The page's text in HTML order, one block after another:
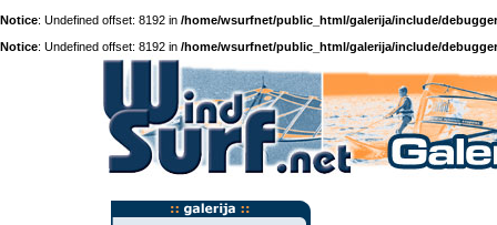
Notice: Undefined offset: 8192 in /home/wsurfnet/public_html/galerija/include/
Notice: Undefined offset: 8192 in /home/wsurfnet/public_html/galerija/include/